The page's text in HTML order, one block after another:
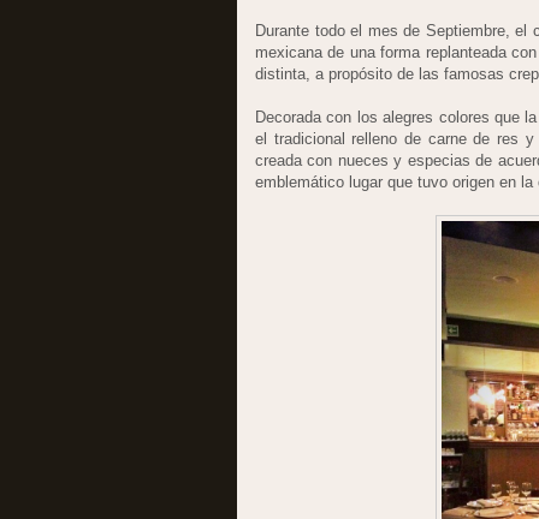
Durante todo el mes de Septiembre,
mexicana de una forma replanteada
distinta, a propósito de las famosas
Decorada con los alegres colores que
el tradicional relleno de carne de res
creada con nueces y especias de
emblemático lugar que tuvo origen en la